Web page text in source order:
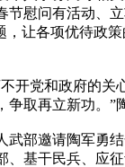
节慰问有活动、
，让各项优待政
党和政府的关
取再立新功。”
部邀请陶军勇结
基干民兵、应